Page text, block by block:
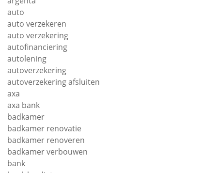
auto
auto verzekeren
auto verzekering
autofinanciering
autolening
autoverzekering
autoverzekering afsluiten
axa
axa bank
badkamer
badkamer renovatie
badkamer renoveren
badkamer verbouwen
bank